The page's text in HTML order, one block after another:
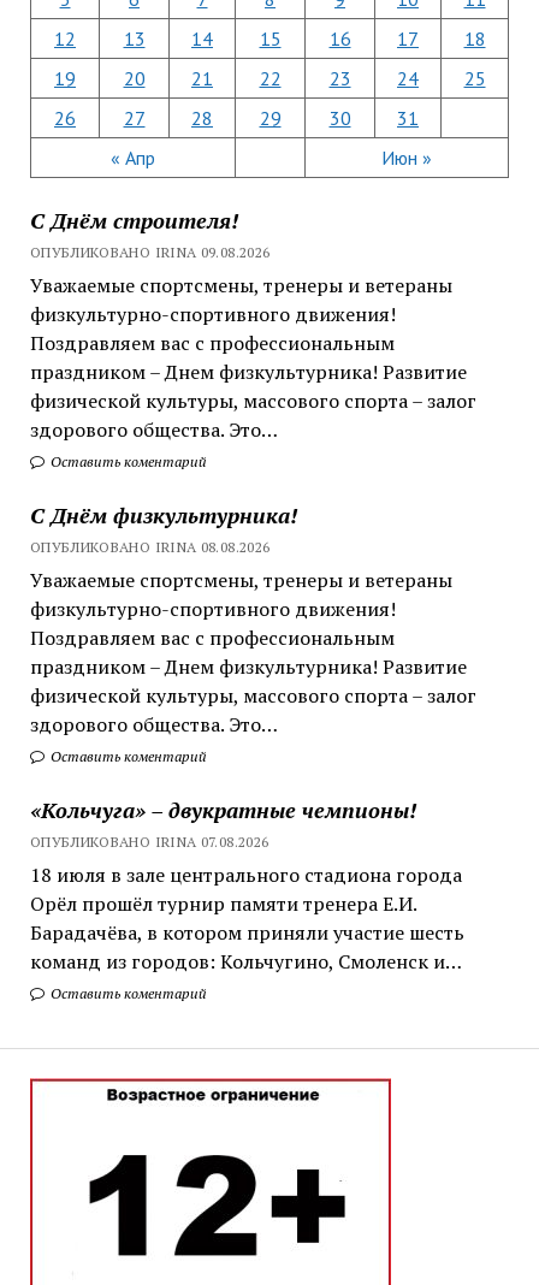
« Апр Июн »
12
13 14 15 16 17
18
19
20 21 22 23 24
25
26
27 28 29 30 31
С Днём строителя!
ОПУБЛИКОВАНО IRINA 09.08.2026
Уважаемые спортсмены, тренеры и ветераны
физкультурно-спортивного движения!
Поздравляем вас с профессиональным
праздником – Днем физкультурника! Развитие
физической культуры, массового спорта – залог
здорового общества. Это…
Оставить коментарий
С Днём физкультурника!
ОПУБЛИКОВАНО IRINA 08.08.2026
Уважаемые спортсмены, тренеры и ветераны
физкультурно-спортивного движения!
Поздравляем вас с профессиональным
праздником – Днем физкультурника! Развитие
физической культуры, массового спорта – залог
здорового общества. Это…
Оставить коментарий
«Кольчуга» – двукратные чемпионы!
ОПУБЛИКОВАНО IRINA 07.08.2026
18 июля в зале центрального стадиона города
Орёл прошёл турнир памяти тренера Е.И.
Барадачёва, в котором приняли участие шесть
команд из городов: Кольчугино, Смоленск и…
Оставить коментарий